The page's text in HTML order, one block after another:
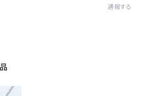
通報する